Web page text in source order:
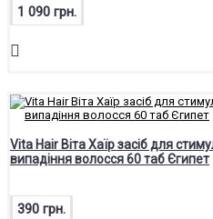
1 090 грн.
Vita Hair Віта Хаїр засіб для
випадіння волосся 60 таб Єгипет
390 грн.